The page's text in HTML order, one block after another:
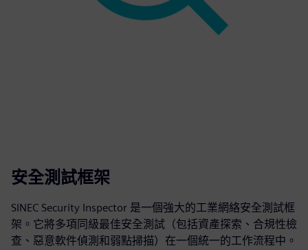
安全測試框架
SINEC Security Inspector 是一個強大的工業網絡安全測試框
架。它將多項同級最佳安全測試（包括資產探索、合規性檢
查、惡意軟件偵測和弱點掃描）在一個統一的工作流程中。